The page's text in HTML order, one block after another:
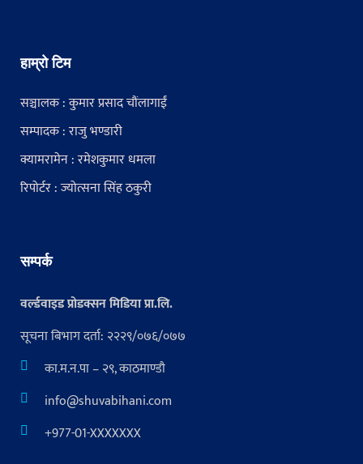
हाम्रो टिम
सञ्चालक : कुमार प्रसाद चौंलागाईं
सम्पादक : राजु भण्डारी
क्यामरामेन : रमेशकुमार धमला
रिपोर्टर : ज्योत्सना सिंह ठकुरी
सम्पर्क
वर्ल्डवाइड प्रोडक्सन मिडिया प्रा.लि.
सूचना बिभाग दर्ता: २२२९/०७६/०७७
का.म.न.पा – २९, काठमाण्डौ
info@shuvabihani.com
+977-01-XXXXXXX